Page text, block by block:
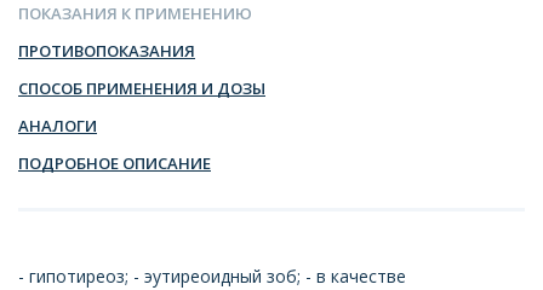
ПОКАЗАНИЯ К ПРИМЕНЕНИЮ
ПРОТИВОПОКАЗАНИЯ
СПОСОБ ПРИМЕНЕНИЯ И ДОЗЫ
АНАЛОГИ
ПОДРОБНОЕ ОПИСАНИЕ
- гипотиреоз; - эутиреоидный зоб; - в качестве